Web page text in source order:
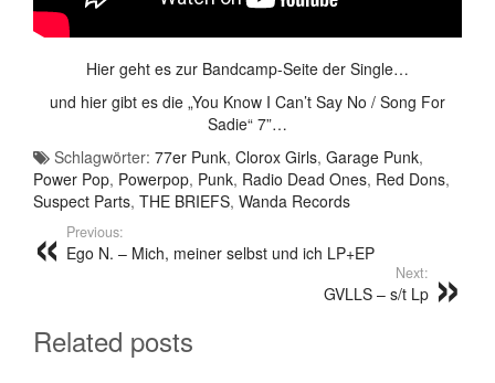
Hier geht es zur Bandcamp-Seite der Single…
und hier gibt es die „You Know I Can’t Say No / Song For
Sadie“ 7”…
Schlagwörter: 77er Punk, Clorox Girls, Garage Punk,
Power Pop, Powerpop, Punk, Radio Dead Ones, Red Dons,
Suspect Parts, THE BRIEFS, Wanda Records
Previous:
Ego N. – Mich, meiner selbst und ich LP+EP
Next:
GVLLS – s/t Lp
Related posts